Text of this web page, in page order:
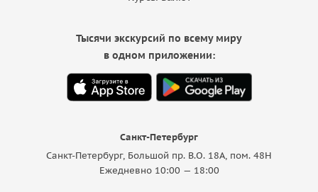
Санкт-Петербург
Санкт-Петербург, Большой пр. В.О. 18A, пом. 48Н
Ежедневно 10:00 — 18:00
Тысячи экскурсий по всему миру
в одном приложении: